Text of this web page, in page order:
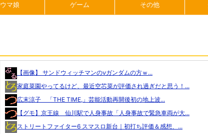
ウマ娘 ゲーム その他
【画像】 サンドウィッチマンのνガンダムの方ｗ...
家庭菜園やってるけど、最近空芯菜が評価され過ぎだと思う！...
広末涼子 「THE TIME,」芸能活動再開後初の地上波...
【グモ】京王線 仙川駅で人身事故「人身事故で緊急車両が大...
ストリートファイター6 スマスロ新台｜初打ち評価＆感想、...